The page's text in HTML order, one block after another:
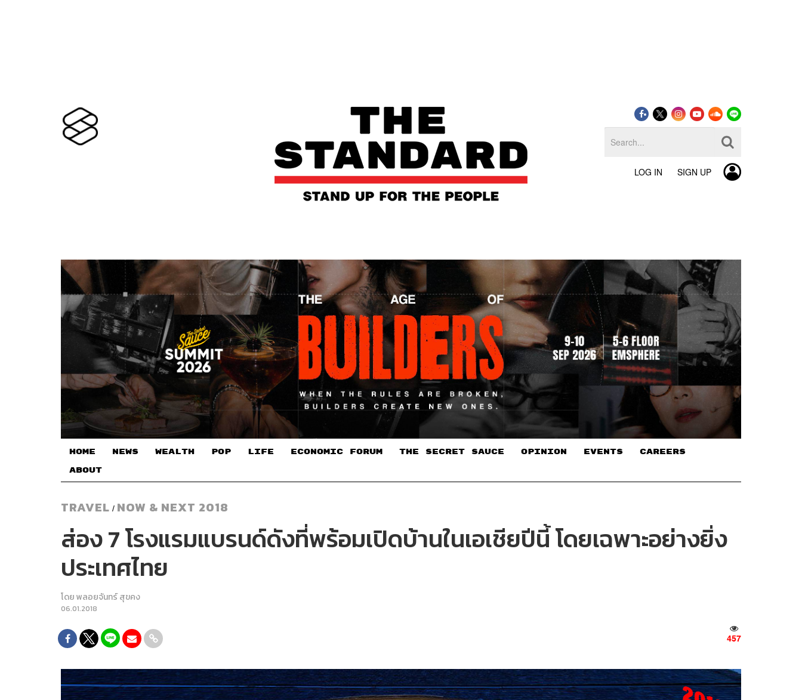
LOG IN SIGN UP
HOME NEWS WEALTH POP LIFE ECONOMIC FORUM THE SECRET SAUCE​ OPINION EVENTS CAREERS
ABOUT
TRAVEL / NOW & NEXT 2018
ส่อง 7 โรงแรมแบรนด์ดังที่พร้อมเปิดบ้านในเอเชียปีนี้ โดยเฉพาะอย่างยิ่ง
ประเทศไทย
โดยพลอยจันทร์ สุขคง
06.01.2018
457